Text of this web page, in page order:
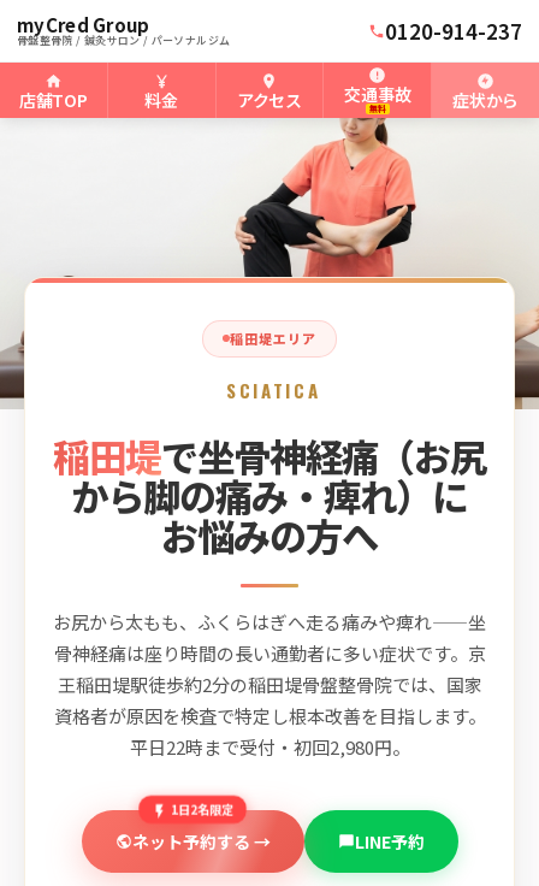
myCred Group
骨盤整骨院 / 鍼灸サロン / パーソナルジム 0120-914-237
店舗TOP 料金 アクセス 交通事故
無料 症状から
ホーム › 稲田堤骨盤整骨院
稲田堤エリア
SCIATICA
稲田堤で坐骨神経痛（お尻
から脚の痛み・痺れ）に
お悩みの方へ
お尻から太もも、ふくらはぎへ走る痛みや痺れ——坐
骨神経痛は座り時間の長い通勤者に多い症状です。京
王稲田堤駅徒歩約2分の稲田堤骨盤整骨院では、国家
資格者が原因を検査で特定し根本改善を目指します。
平日22時まで受付・初回2,980円。
1日2名限定
ネット予約する → LINE予約